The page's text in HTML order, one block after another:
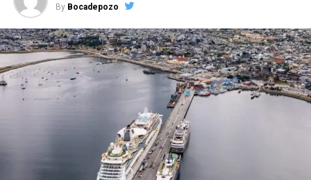
By Bocadepozo